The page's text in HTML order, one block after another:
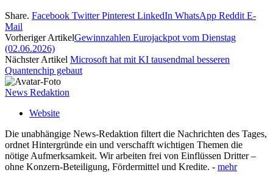
Share. Facebook Twitter Pinterest LinkedIn WhatsApp Reddit E-
Mail
Vorheriger ArtikelGewinnzahlen Eurojackpot vom Dienstag
(02.06.2026)
Nächster Artikel Microsoft hat mit KI tausendmal besseren
Quantenchip gebaut
News Redaktion
Website
Die unabhängige News-Redaktion filtert die Nachrichten des Tages,
ordnet Hintergründe ein und verschafft wichtigen Themen die
nötige Aufmerksamkeit. Wir arbeiten frei von Einflüssen Dritter –
ohne Konzern-Beteiligung, Fördermittel und Kredite. - mehr